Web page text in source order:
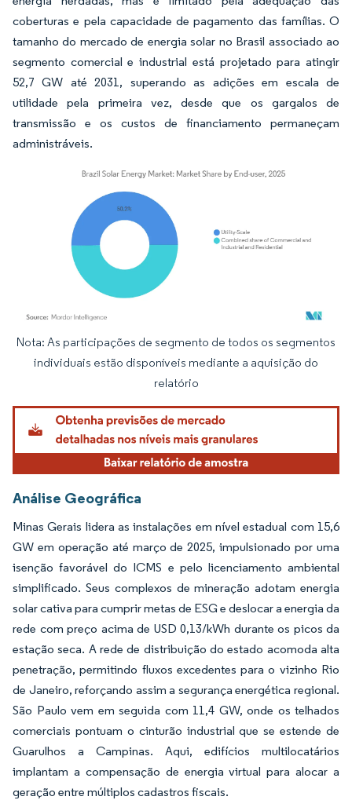
coberturas e pela capacidade de pagamento das famílias. O
tamanho do mercado de energia solar no Brasil associado ao
segmento comercial e industrial está projetado para atingir
52,7 GW até 2031, superando as adições em escala de
utilidade pela primeira vez, desde que os gargalos de
transmissão e os custos de financiamento permaneçam
administráveis.
Imagem © Mordor Intelligence. O reuso requer atribuição conforme CC BY 4.0.
Nota: As participações de segmento de todos os segmentos
individuais estão disponíveis mediante a aquisição do
relatório
Análise Geográfica
Minas Gerais lidera as instalações em nível estadual com 15,6
GW em operação até março de 2025, impulsionado por uma
isenção favorável do ICMS e pelo licenciamento ambiental
simplificado. Seus complexos de mineração adotam energia
solar cativa para cumprir metas de ESG e deslocar a energia da
rede com preço acima de USD 0,13/kWh durante os picos da
estação seca. A rede de distribuição do estado acomoda alta
penetração, permitindo fluxos excedentes para o vizinho Rio
de Janeiro, reforçando assim a segurança energética regional.
São Paulo vem em seguida com 11,4 GW, onde os telhados
comerciais pontuam o cinturão industrial que se estende de
Guarulhos a Campinas. Aqui, edifícios multilocatários
implantam a compensação de energia virtual para alocar a
geração entre múltiplos cadastros fiscais.